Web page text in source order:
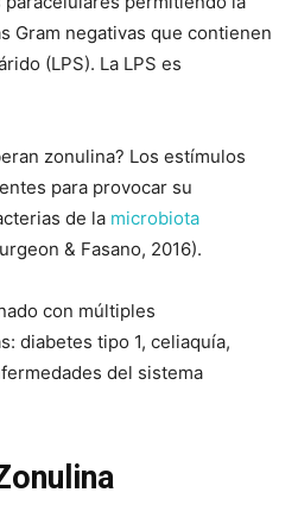
Gram negativas que contienen
(LPS). La LPS es
zonulina? Los estímulos
para provocar su
de la microbiota
& Fasano, 2016).
con múltiples
diabetes tipo 1, celiaquía,
del sistema